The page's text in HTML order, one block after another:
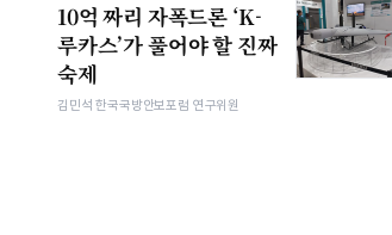
10억 짜리 자폭드론 ‘K-
루카스’가 풀어야 할 진짜
숙제
김민석 한국국방안보포럼 연구위원